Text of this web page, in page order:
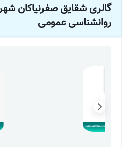
گالری شقایق صفرنیاکان
روانشناسی عمومی